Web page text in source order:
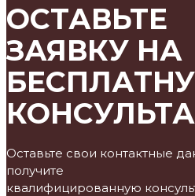
ОСТАВЬТЕ
ЗАЯВКУ НА
Оставьте свои контактные
получите
квалифицированную